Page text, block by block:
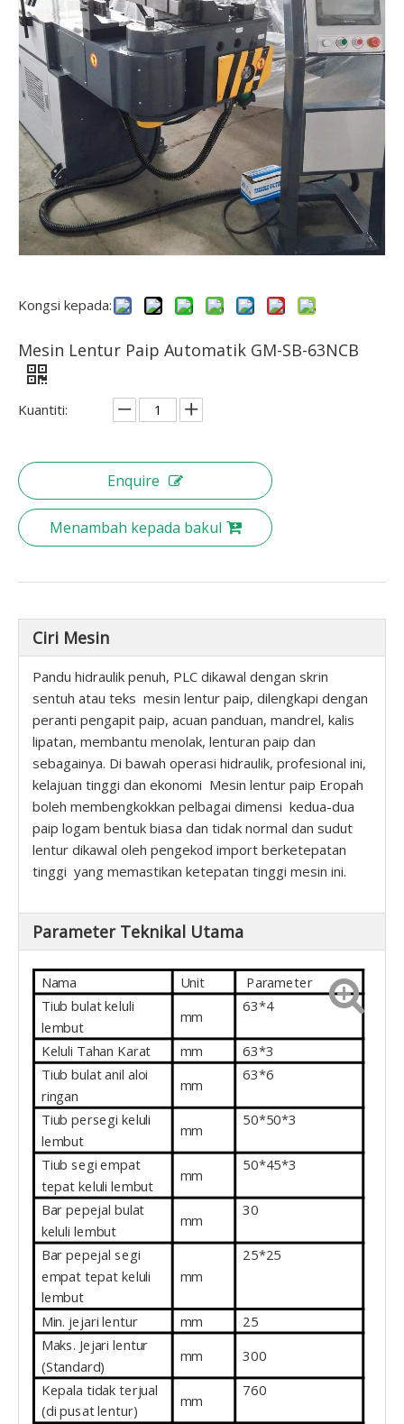
Kongsi kepada:
Mesin Lentur Paip Automatik GM-SB-63NCB
Kuantiti:
Enquire
Menambah kepada bakul
Ciri Mesin
Pandu hidraulik penuh, PLC dikawal dengan skrin
sentuh atau teks mesin lentur paip, dilengkapi dengan
peranti pengapit paip, acuan panduan, mandrel, kalis
lipatan, membantu menolak, lenturan paip dan
sebagainya. Di bawah operasi hidraulik, profesional ini,
kelajuan tinggi dan ekonomi Mesin lentur paip Eropah
boleh membengkokkan pelbagai dimensi kedua-dua
paip logam bentuk biasa dan tidak normal dan sudut
lentur dikawal oleh pengekod import berketepatan
tinggi yang memastikan ketepatan tinggi mesin ini.
Parameter Teknikal Utama
Nama Unit Parameter
Tiub bulat keluli
lembut
mm
63*4
Keluli Tahan Karat mm
63*3
Tiub bulat anil aloi
ringan
mm
63*6
Tiub persegi keluli
lembut
mm
50*50*3
Tiub segi empat
tepat keluli lembut
mm
50*45*3
Bar pepejal bulat
keluli lembut
mm
30
Bar pepejal segi
empat tepat keluli
lembut
mm
25*25
Min. jejari lentur mm
25
Maks. Jejari lentur
(Standard)
mm
300
Kepala tidak terjual
(di pusat lentur)
mm
760